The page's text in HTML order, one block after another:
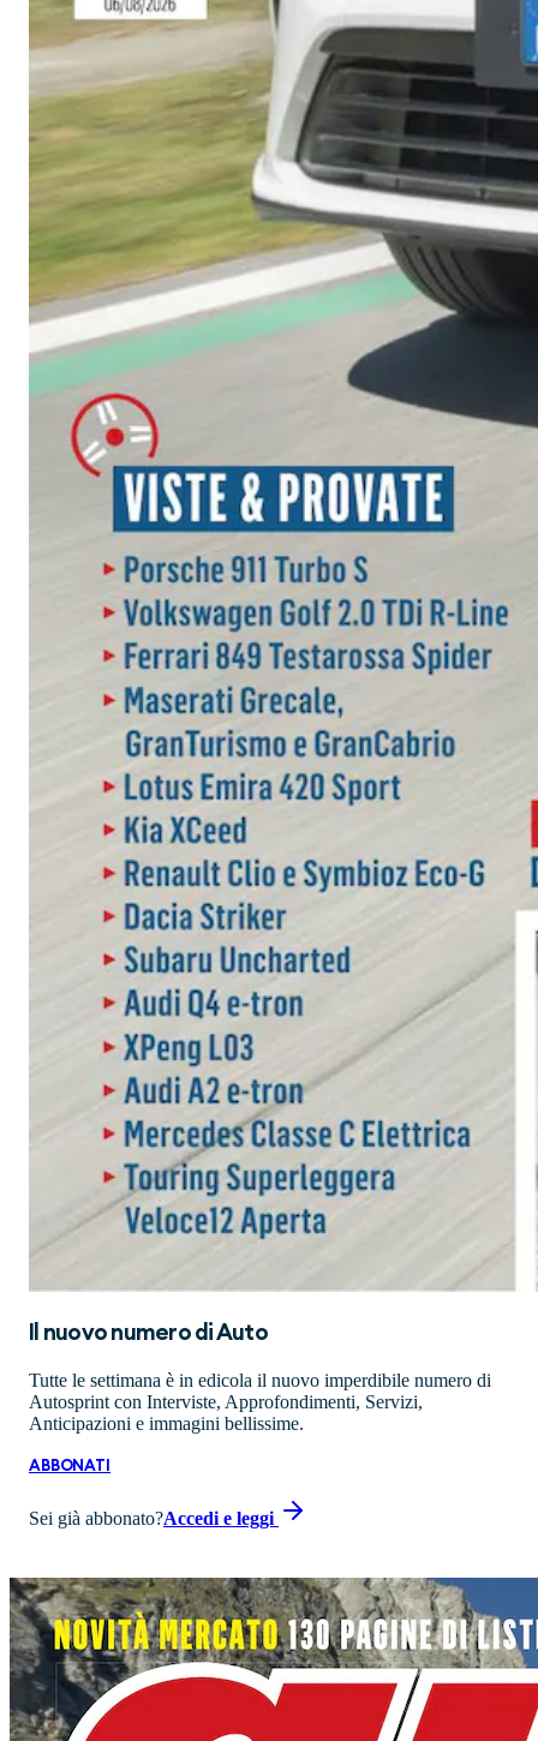
Il nuovo numero diAuto
Tutte le settimana è in edicola il nuovo imperdibile numero di
Autosprint con Interviste, Approfondimenti, Servizi,
Anticipazioni e immagini bellissime.
ABBONATI
Sei già abbonato?Accedi e leggi